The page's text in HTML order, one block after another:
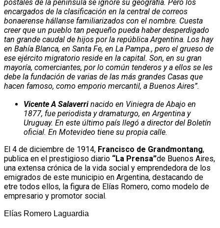
postales de la península se ignore su geografía. Pero los
encargados de la clasificación en la central de correos
bonaerense hállanse familiarizados con el nombre. Cuesta
creer que un pueblo tan pequeño pueda haber desperdigado
tan grande caudal de hijos por la república Argentina. Los hay
en Bahía Blanca, en Santa Fe, en La Pampa., pero el grueso de
ese ejército migratorio reside en la capital. Son, en su gran
mayoría, comerciantes, por lo común tenderos y a ellos se les
debe la fundación de varias de las más grandes Casas que
hacen famoso, como emporio mercantil, a Buenos Aires”.
Vicente A Salaverrinacido en Viniegra de Abajo en
1877, fue periodista y dramaturgo, en Argentina y
Uruguay. En este último país llegó a director del Boletín
oficial. En Motevideo tiene su propia calle.
El 4 de diciembre de 1914, Francisco de Grandmontang,
publica en el prestigioso diario “La Prensa”de Buenos Aires,
una extensa crónica de la vida social y emprendedora de los
emigrados de este municipio en Argentina, destacando de
etre todos ellos, la figura de Elías Romero, como modelo de
empresario y promotor social.
Elías Romero Laguardia